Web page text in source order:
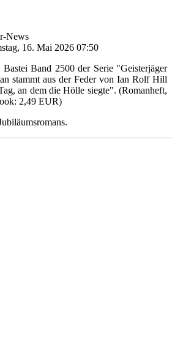
News
16. Mai 2026 07:50
Band 2500 der Serie "Geisterjäger
stammt aus der Feder von Ian Rolf Hill
an dem die Hölle siegte". (Romanheft,
2,49 EUR)